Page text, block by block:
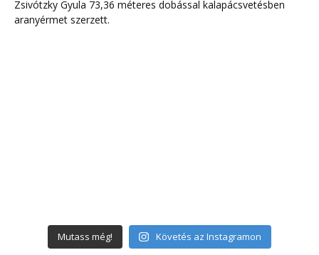
Mutass még! Követés az Instagramon